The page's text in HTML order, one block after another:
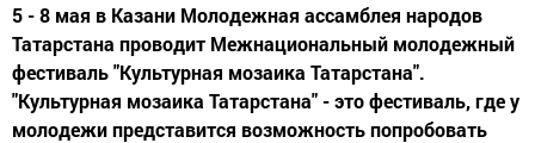
5 - 8 мая в Казани Молодежная ассамблея народов
Татарстана проводит Межнациональный молодежный
фестиваль "Культурная мозаика Татарстана".
"Культурная мозаика Татарстана" - это фестиваль, где у
молодежи представится возможность попробовать